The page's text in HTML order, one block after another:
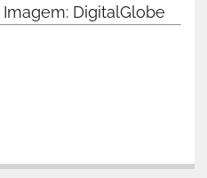
Imagem: DigitalGlobe